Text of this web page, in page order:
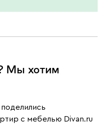
Мы хотим
с мебелью Divan.ru